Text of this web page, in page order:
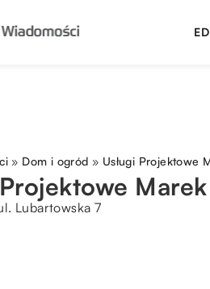
» Dom i ogród » Usługi Projektowe
Projektowe
Lubartowska 7